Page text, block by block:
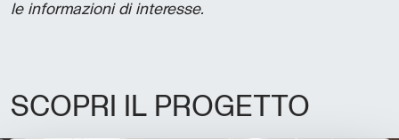
le informazioni di interesse.
SCOPRI IL PROGETTO